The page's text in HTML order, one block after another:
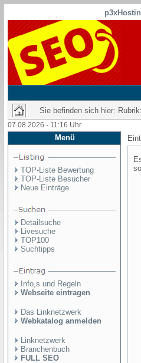
Sie befinden sich hier:
07.08.2026 - 11:16 Uhr
Menü
TOP-Liste Bewertung
TOP-Liste Besucher
Neue Einträge
Detailsuche
Livesuche
TOP100
Suchtipps
Info,s und Regeln
Webseite eintragen
Das Linknetzwerk
Webkatalog anmelden
Linknetzwerk
Branchenbuch
FULL SEO